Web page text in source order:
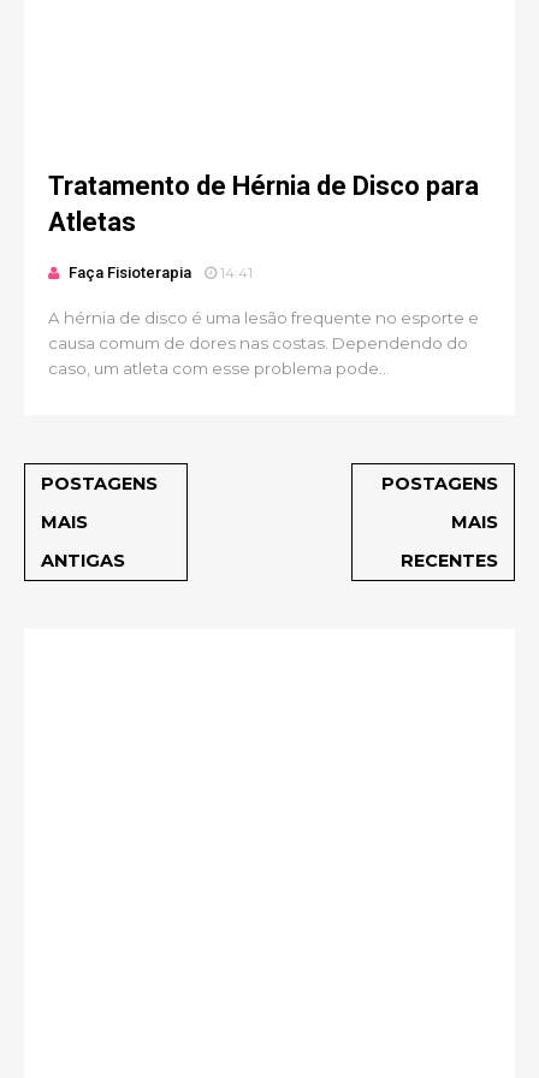
Tratamento de Hérnia de Disco para
Atletas
Faça Fisioterapia 14:41
A hérnia de disco é uma lesão frequente no esporte e
causa comum de dores nas costas. Dependendo do
caso, um atleta com esse problema pode...
POSTAGENS
MAIS
ANTIGAS
POSTAGENS
MAIS
RECENTES